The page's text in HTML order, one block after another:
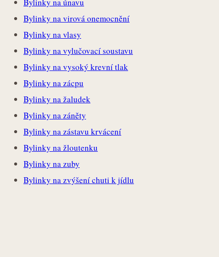
Bylinky na únavu
Bylinky na virová onemocnění
Bylinky na vlasy
Bylinky na vylučovací soustavu
Bylinky na vysoký krevní tlak
Bylinky na zácpu
Bylinky na žaludek
Bylinky na záněty
Bylinky na zástavu krvácení
Bylinky na žloutenku
Bylinky na zuby
Bylinky na zvýšení chuti k jídlu